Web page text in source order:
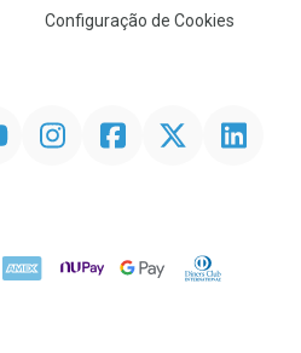
Configuração de Cookies
InstagramFacebookTwitter Linkedin
AMEX NuPay Google PayDiners Club